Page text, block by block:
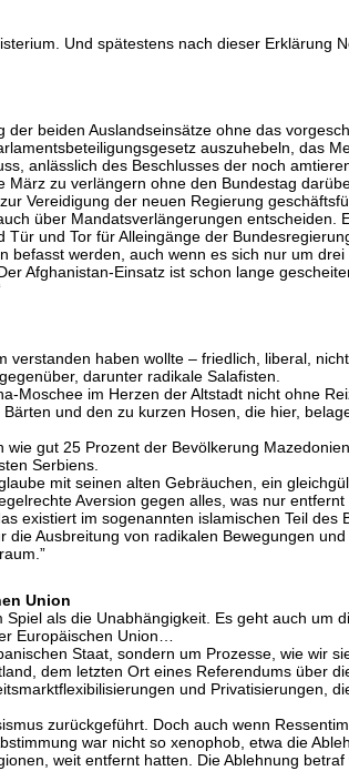
Und spätestens nach dieser Erklärung
beiden Auslandseinsätze ohne das
auszuhebeln, das
anlässlich des Beschlusses der noch
zu verlängern ohne den Bundestag
Vereidigung der neuen Regierung
über Mandatsverlängerungen entscheiden.
und Tor für Alleingänge der
werden, auch wenn es sich nur um drei
Afghanistan-Einsatz ist schon lange
haben wollte – friedlich, liberal,
darunter radikale Salafisten.
Moschee im Herzen der Altstadt nicht ohne
und den zu kurzen Hosen, die hier,
gut 25 Prozent der Bevölkerung
Serbiens.
mit seinen alten Gebräuchen, ein
Aversion gegen alles, was nur
existiert im sogenannten islamischen Teil des
Ausbreitung von radikalen Bewegungen
Union
als die Unabhängigkeit. Es geht auch um
Europäischen Union…
Staat, sondern um Prozesse, wie wir
dem letzten Ort eines Referendums über
und Privatisierungen,
zurückgeführt. Doch auch wenn
war nicht so xenophob, etwa die
weit entfernt hatten. Die Ablehnung